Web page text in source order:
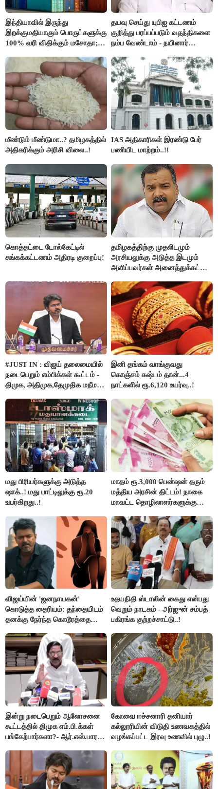
இந்தியாவில் இருந்து
இறக்குமதியாகும் பொருட்களுக்கு
100% வரி விதிக்கும் மசோதா;
தயவு செய்து யுபிஐ கட்டணம்
குறித்து பரப்பப்படும் வதந்திகளை
நம்ப வேண்டாம் - நயினார்
மீண்டும் மீண்டுமா..? தமிழகத்தில்
அதிகரிக்கும் அரிசி விலை..!
IAS அதிகாரிகள் இரண்டு பேர்
பணியிட மாற்றம்..!!
கொத்தட்டை டோல்கேட்டில்
சுங்கக்கட்டணம் அதிரடி குறைப்பு!
தமிழகத்திற்கு முதலிடமும்
அரசியலுக்கு அடுத்த இடமும்
அளிப்பவர்கள் அனைத்துக்கட்சி
பங்கேற்பார்கள் - மாணிக்கம்
தாகூர்..!!
#JUST IN : விஜய் தலைமையில்
நடைபெறும் எம்பிக்கள் கூட்டம் -
திமுக, அதிமுக,தேமுதிக மநீம
இனி தங்கம் வாங்குவது
கொஞ்சம் கஷ்டம் தான்...4
நாட்களில் ரூ.6,120 உயர்வு..!
மது பிரியர்களுக்கு அடுத்த
ஷாக்..! மது பாட்டிலுக்கு ரூ.20
உயர்கிறது..!
மாதம் ரூ.3,000 பென்ஷன் தரும்
மத்திய அரசின் திட்டம்! நாகை
மாவட்ட தொழிலாளர்களுக்கு
செய்தி!
விஜய்யின் 'ஜனநாயகன்'
கொடுத்த தைரியம்: தந்தையிடம்
தனக்கு நேர்ந்த கொடூரத்தை
உதயநிதி ஸ்டாலின் கைது என்பது
வெறும் நாடகம் - அர்ஜுன் சம்பத்
பகிரங்க குற்றச்சாட்டு..!
இன்று நடைபெறும் ஆலோசனை
கூட்டத்தில் திமுக எம்.பி.க்கள்
பங்கேற்பார்களா?- ஆர்.எஸ்.பாரதி
கோவை ஈச்சனாரி தனியார்
கல்லூரியின் விடுதி உணவகத்தில்
வழங்கப்பட்ட இரவு உணவில் புழு..!